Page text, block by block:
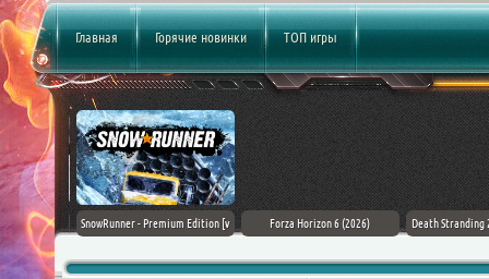
Главная Горячие новинки ТОП игры
Flag
PC
SnowRunner - Premium Edition [v
Forza Horizon 6 (2026) Death Stranding